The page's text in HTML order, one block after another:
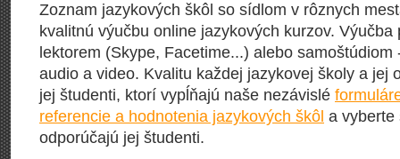
Zoznam jazykových škôl so sídlom v rôznych
kvalitnú výučbu online jazykových kurzov.
lektorem (Skype, Facetime...) alebo samoštúdiom
audio a video. Kvalitu každej jazykovej školy a jej
jej študenti, ktorí vypĺňajú naše nezávislé
referencie a hodnotenia jazykových škôl a vyberte
odporúčajú jej študenti.